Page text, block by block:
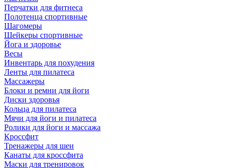
Перчатки для фитнеса
Полотенца спортивные
Шагомеры
Шейкеры спортивные
Йога и здоровье
Весы
Инвентарь для похудения
Ленты для пилатеса
Массажеры
Блоки и ремни для йоги
Диски здоровья
Кольца для пилатеса
Мячи для йоги и пилатеса
Ролики для йоги и массажа
Кроссфит
Тренажеры для шеи
Канаты для кроссфита
Маски для тренировок